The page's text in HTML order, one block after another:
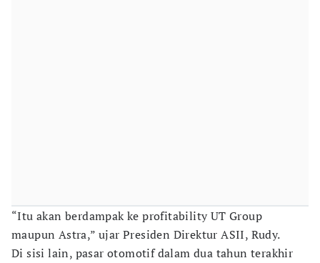
“Itu akan berdampak ke profitability UT Group
maupun Astra,” ujar Presiden Direktur ASII, Rudy.
Di sisi lain, pasar otomotif dalam dua tahun terakhir